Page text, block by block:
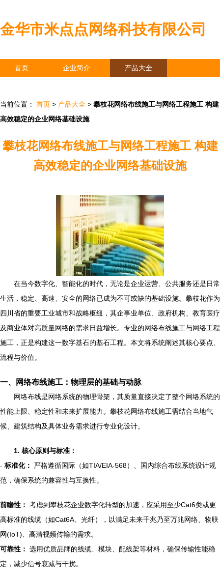
金华市米点点网络科技有限公司
首页 企业简介 产品大全
当前位置： 首页 > 产品大全 > 攀枝花网络布线施工与网络工程施工 构建
高效稳定的企业网络基础设施
攀枝花网络布线施工与网络工程施工 构建
高效稳定的企业网络基础设施
在当今数字化、智能化的时代，无论是企业运营、公共服务还是日常
生活，稳定、高速、安全的网络已成为不可或缺的基础设施。攀枝花作为
四川省的重要工业城市和战略枢纽，其企事业单位、政府机构、教育医疗
及商业体对高质量网络的需求日益增长。专业的网络布线施工与网络工程
施工，正是构建这一数字基石的基石工程。本文将系统阐述其核心要点、
流程与价值。
一、网络布线施工：物理层的基础与动脉
网络布线是网络系统的物理骨架，其质量直接决定了整个网络系统的
性能上限、稳定性和未来扩展能力。攀枝花网络布线施工需结合当地气
候、建筑结构及具体业务需求进行专业化设计。
1. 核心原则与标准：
- 标准化：
严格遵循国际（如TIA/EIA-568）、国内综合布线系统设计规
范，确保系统的兼容性与互换性。
前瞻性： 考虑到攀枝花企业数字化转型的加速，应采用至少Cat6类或更
高标准的线缆（如Cat6A、光纤），以满足未来千兆乃至万兆网络、物联
网(IoT)、高清视频传输的需求。
可靠性： 选用优质品牌的线缆、模块、配线架等材料，确保传输性能稳
定，减少信号衰减与干扰。